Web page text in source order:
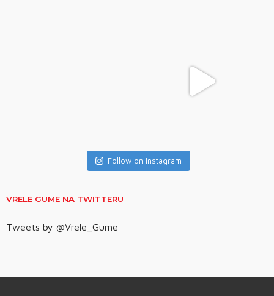
Follow on Instagram
VRELE GUME NA TWITTERU
Tweets by @Vrele_Gume